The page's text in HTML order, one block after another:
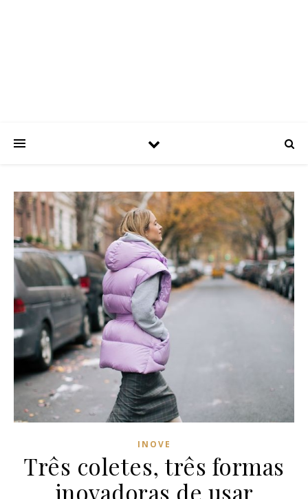
INOVE
Três coletes, três formas
inovadoras de usar